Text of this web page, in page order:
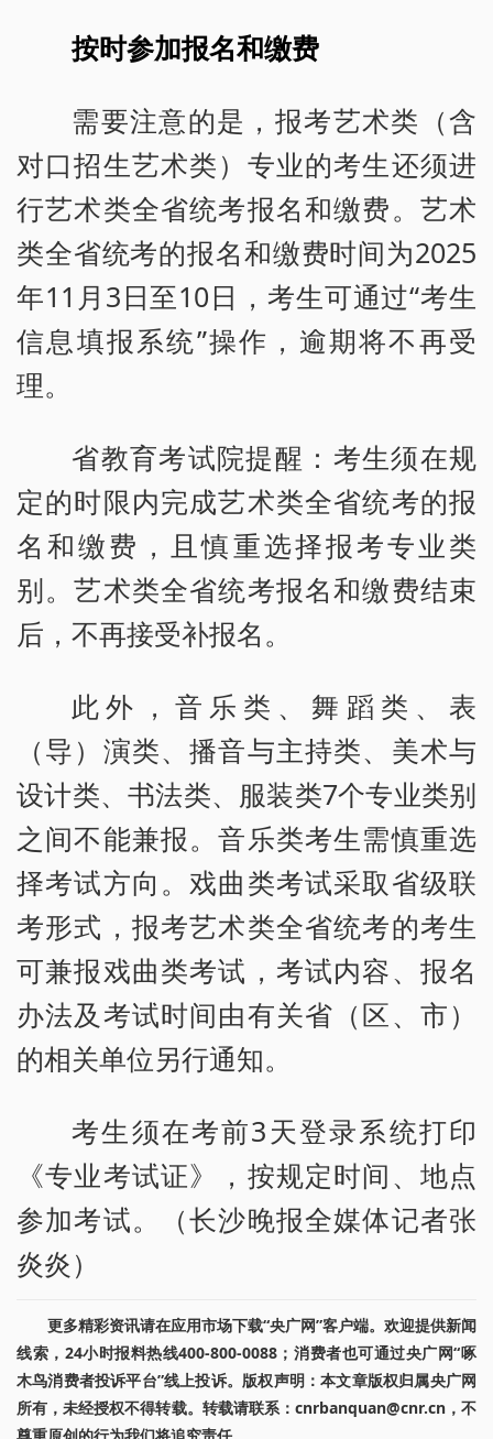
按时参加报名和缴费
需要注意的是，报考艺术类（含
对口招生艺术类）专业的考生还须进
行艺术类全省统考报名和缴费。艺术
类全省统考的报名和缴费时间为2025
年11月3日至10日，考生可通过“考生
信息填报系统”操作，逾期将不再受
理。
省教育考试院提醒：考生须在规
定的时限内完成艺术类全省统考的报
名和缴费，且慎重选择报考专业类
别。艺术类全省统考报名和缴费结束
后，不再接受补报名。
此外，音乐类、舞蹈类、表
（导）演类、播音与主持类、美术与
设计类、书法类、服装类7个专业类别
之间不能兼报。音乐类考生需慎重选
择考试方向。戏曲类考试采取省级联
考形式，报考艺术类全省统考的考生
可兼报戏曲类考试，考试内容、报名
办法及考试时间由有关省（区、市）
的相关单位另行通知。
考生须在考前3天登录系统打印
《专业考试证》，按规定时间、地点
参加考试。（长沙晚报全媒体记者张
炎炎）
更多精彩资讯请在应用市场下载“央广网”客户端。欢迎提供新闻
线索，24小时报料热线400-800-0088；消费者也可通过央广网“啄
木鸟消费者投诉平台”线上投诉。版权声明：本文章版权归属央广网
所有，未经授权不得转载。转载请联系：cnrbanquan@cnr.cn，不